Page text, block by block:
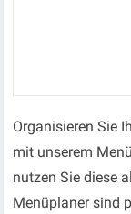
Organisieren Sie
mit unserem
nutzen Sie diese
Menüplaner sind